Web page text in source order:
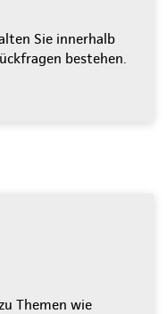
Sie innerhalb
bestehen.
Themen wie